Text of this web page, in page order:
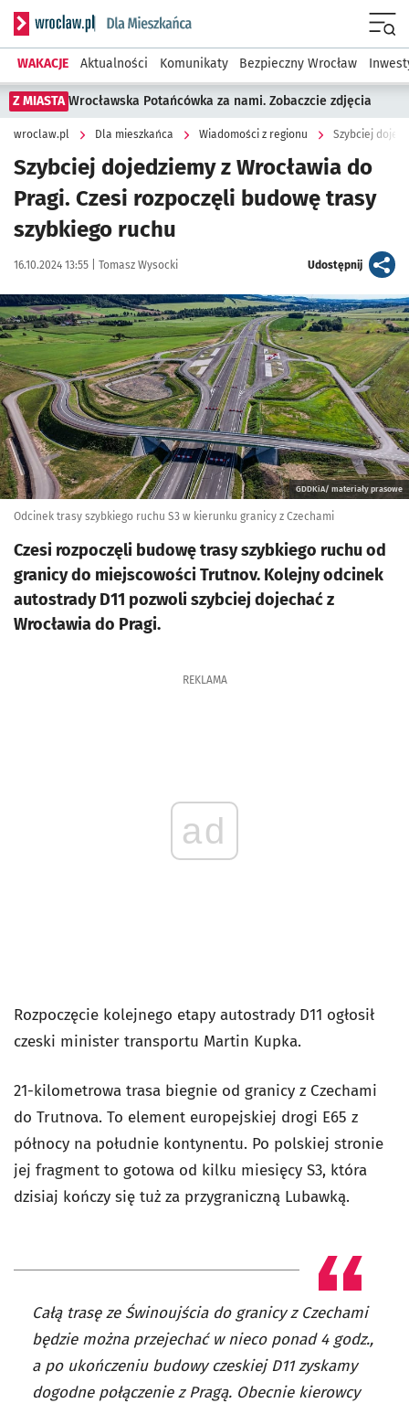
Serwis informacyjny wroclaw.pl podserwis: Dla mieszkańca
WAKACJE Aktualności Komunikaty Bezpieczny Wrocław
Z MIASTA Wrocławska Potańcówka za nami. Zobaczcie zdjęcia
wroclaw.pl Dla mieszkańca Wiadomości z regionu
Szybciej dojedziemy z Wrocławia do
Pragi. Czesi rozpoczęli budowę trasy
szybkiego ruchu
Data publikacji:
16.10.2024 13:55 | Autor:
Tomasz Wysocki Udostępnijartykuł
Kliknij, aby powiększyć
GDDKiA/ materiały prasowe
Odcinek trasy szybkiego ruchu S3 w kierunku granicy z Czechami
Czesi rozpoczęli budowę trasy szybkiego ruchu od
granicy do miejscowości Trutnov. Kolejny odcinek
autostrady D11 pozwoli szybciej dojechać z
Wrocławia do Pragi.
REKLAMA
ad
Rozpoczęcie kolejnego etapy autostrady D11 ogłosił
czeski minister transportu Martin Kupka.
21-kilometrowa trasa biegnie od granicy z Czechami
do Trutnova. To element europejskiej drogi E65 z
północy na południe kontynentu. Po polskiej stronie
jej fragment to gotowa od kilku miesięcy S3, która
dzisiaj kończy się tuż za przygraniczną Lubawką.
Całą trasę ze Świnoujścia do granicy z Czechami
będzie można przejechać w nieco ponad 4 godz.,
a po ukończeniu budowy czeskiej D11 zyskamy
dogodne połączenie z Pragą. Obecnie kierowcy